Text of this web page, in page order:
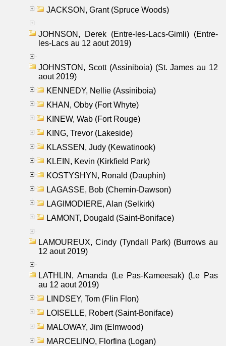
JACKSON, Grant (Spruce Woods)
JOHNSON, Derek (Entre-les-Lacs-Gimli) (Entre-
les-Lacs au 12 aout 2019)
JOHNSTON, Scott (Assiniboia) (St. James au 12
aout 2019)
KENNEDY, Nellie (Assiniboia)
KHAN, Obby (Fort Whyte)
KINEW, Wab (Fort Rouge)
KING, Trevor (Lakeside)
KLASSEN, Judy (Kewatinook)
KLEIN, Kevin (Kirkfield Park)
KOSTYSHYN, Ronald (Dauphin)
LAGASSE, Bob (Chemin-Dawson)
LAGIMODIERE, Alan (Selkirk)
LAMONT, Dougald (Saint-Boniface)
LAMOUREUX, Cindy (Tyndall Park) (Burrows au
12 aout 2019)
LATHLIN, Amanda (Le Pas-Kameesak) (Le Pas
au 12 aout 2019)
LINDSEY, Tom (Flin Flon)
LOISELLE, Robert (Saint-Boniface)
MALOWAY, Jim (Elmwood)
MARCELINO, Florfina (Logan)